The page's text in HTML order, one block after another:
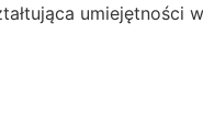
umiejętności